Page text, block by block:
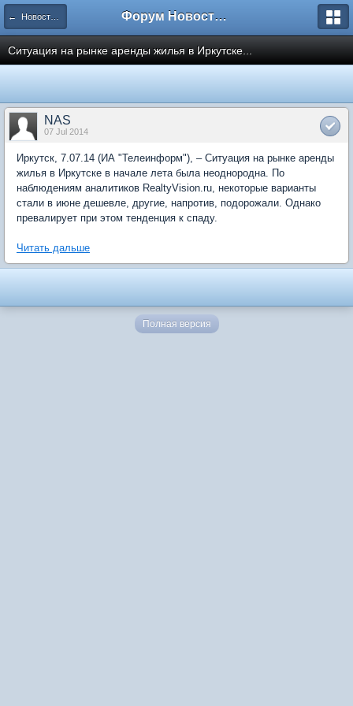
← Новости рынка недвижимости Форум Новостройки
Ситуация на рынке аренды жилья в Иркутске...
NAS
07 Jul 2014
Иркутск, 7.07.14 (ИА "Телеинформ"), – Ситуация на рынке аренды
жилья в Иркутске в начале лета была неоднородна. По
наблюдениям аналитиков RealtyVision.ru, некоторые варианты
стали в июне дешевле, другие, напротив, подорожали. Однако
превалирует при этом тенденция к спаду.
Читать дальше
Полная версия